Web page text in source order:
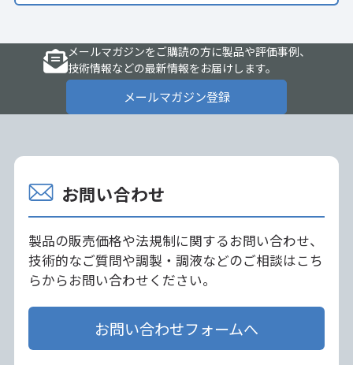
メールマガジンをご購読の方に製品や評価事例、
技術情報などの最新情報をお届けします。
メールマガジン登録
お問い合わせ
製品の販売価格や法規制に関するお問い合わせ、
技術的なご質問や調製・調液などのご相談はこち
らからお問い合わせください。
お問い合わせフォームへ